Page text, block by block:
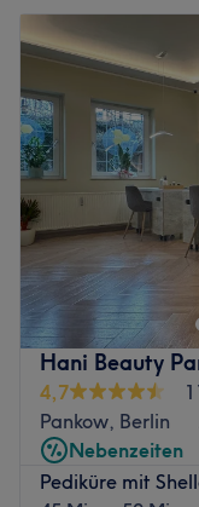
Hani Beauty
4,7
Pankow, Berlin
Nebenzeiten
Pediküre mit